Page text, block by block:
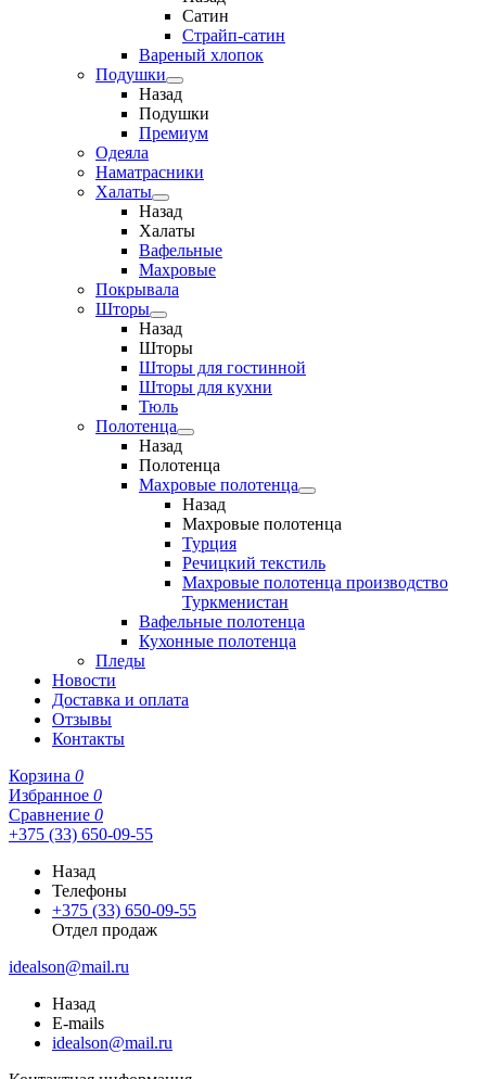
Сатин
Страйп-сатин
Вареный хлопок
Подушки
Назад
Подушки
Премиум
Одеяла
Наматрасники
Халаты
Назад
Халаты
Вафельные
Махровые
Покрывала
Шторы
Назад
Шторы
Шторы для гостинной
Шторы для кухни
Тюль
Полотенца
Назад
Полотенца
Махровые полотенца
Назад
Махровые полотенца
Турция
Речицкий текстиль
Махровые полотенца производство
Туркменистан
Вафельные полотенца
Кухонные полотенца
Пледы
Новости
Доставка и оплата
Отзывы
Контакты
Корзина 0
Избранное 0
Сравнение 0
+375 (33) 650-09-55
Назад
Телефоны
+375 (33) 650-09-55
Отдел продаж
idealson@mail.ru
Назад
E-mails
idealson@mail.ru